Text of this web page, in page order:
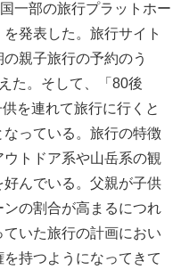
一部の旅行プラットホー
発表した。旅行サイト
親子旅行の予約のう
た。そして、「80後
を連れて旅行に行くと
っている。旅行の特徴
トドア系や山岳系の観
んでいる。父親が子供
の割合が高まるにつれ
いた旅行の計画におい
持つようになってきて